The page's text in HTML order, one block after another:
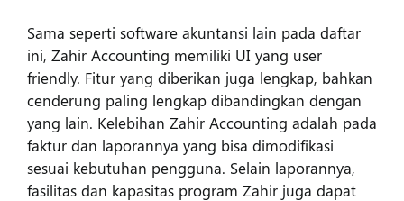
Sama seperti software akuntansi lain pada daftar
ini, Zahir Accounting memiliki UI yang user
friendly. Fitur yang diberikan juga lengkap, bahkan
cenderung paling lengkap dibandingkan dengan
yang lain. Kelebihan Zahir Accounting adalah pada
faktur dan laporannya yang bisa dimodifikasi
sesuai kebutuhan pengguna. Selain laporannya,
fasilitas dan kapasitas program Zahir juga dapat